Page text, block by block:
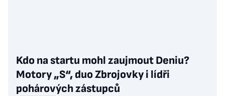
Kdo na startu mohl zaujmout Deniu?
Motory „S“, duo Zbrojovky i lídři
pohárových zástupců